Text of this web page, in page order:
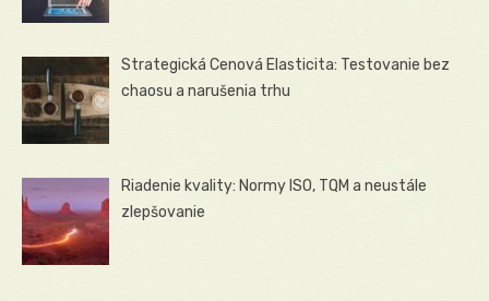
Strategická Cenová Elasticita: Testovanie bez
chaosu a narušenia trhu
Riadenie kvality: Normy ISO, TQM a neustále
zlepšovanie